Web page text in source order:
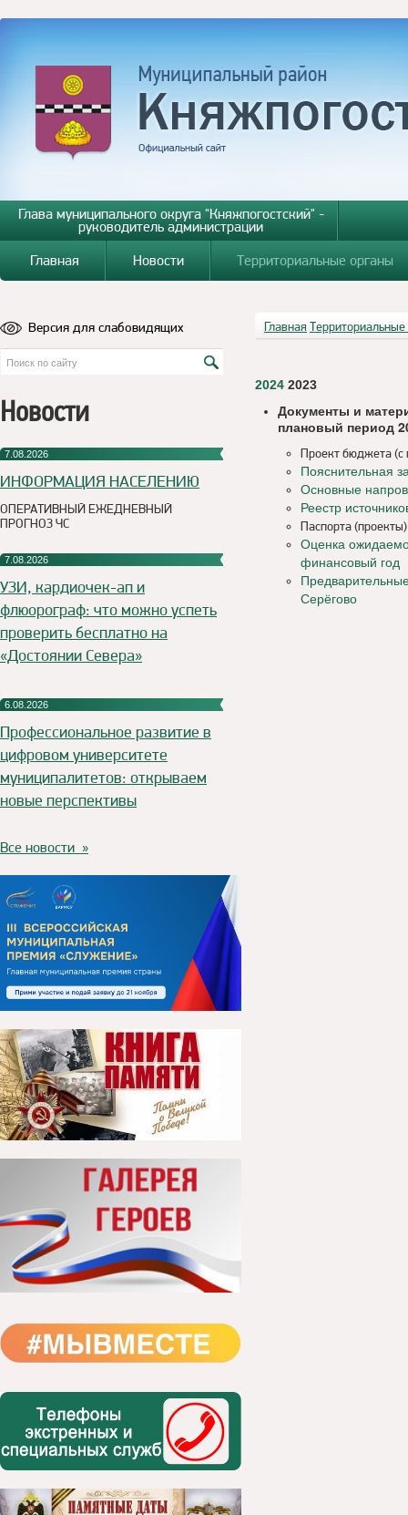
Глава муниципального округа "Княжпогостский" -
руководитель администрации
Главная
Новости Территориальные органы
Версия для слабовидящих
Новости
7.08.2026
ИНФОРМАЦИЯ НАСЕЛЕНИЮ
ОПЕРАТИВНЫЙ ЕЖЕДНЕВНЫЙ
ПРОГНОЗ ЧС
7.08.2026
УЗИ, кардиочек-ап и
флюорограф: что можно успеть
проверить бесплатно на
«Достоянии Севера»
6.08.2026
Профессиональное развитие в
цифровом университете
муниципалитетов: открываем
новые перспективы
Все новости »
Главная
2024 2023
Документы и
плановый период
Проект бюджета
Пояснительная
Основные
Реестр
Паспорта
Оценка
финансовый год
Серёгово